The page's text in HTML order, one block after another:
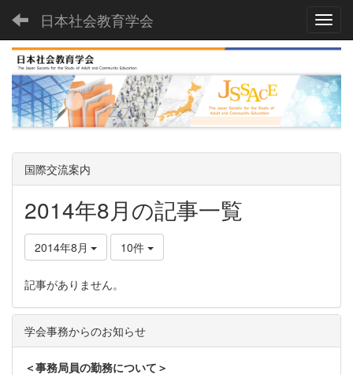
日本社会教育学会
国際交流案内
2014年8月の記事一覧
2014年8月 10件
記事がありません。
学会事務からのお知らせ
＜事務局員の勤務について＞